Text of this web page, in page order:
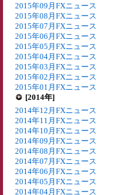
2015年09月FXニュース
2015年08月FXニュース
2015年07月FXニュース
2015年06月FXニュース
2015年05月FXニュース
2015年04月FXニュース
2015年03月FXニュース
2015年02月FXニュース
2015年01月FXニュース
[2014年]
2014年12月FXニュース
2014年11月FXニュース
2014年10月FXニュース
2014年09月FXニュース
2014年08月FXニュース
2014年07月FXニュース
2014年06月FXニュース
2014年05月FXニュース
2014年04月FXニュース